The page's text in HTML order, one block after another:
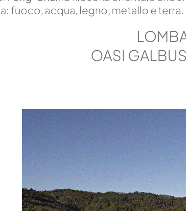
fuoco, acqua, legno, metallo e terra.
OASI